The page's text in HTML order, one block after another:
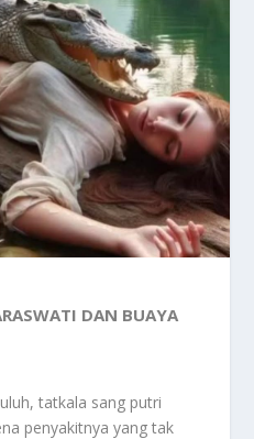
DAN BUAYA
tatkala sang putri
penyakitnya yang tak